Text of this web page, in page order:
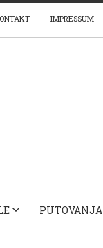
IMPRESSUM
PUTOVANJA